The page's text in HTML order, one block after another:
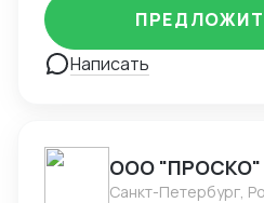
Америки. Знаком со всеми
ВЭД.
Написать
ООО "ПРОСКО"
Санкт-Петербург,